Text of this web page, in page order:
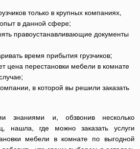
только в крупных компаниях,
в данной сфере;
правоустанавливающие документы
время прибытия грузчиков;
цена перестановки мебели в комнате
в которой вы решили заказать
знаниями и, обзвонив несколько
нашла, где можно заказать услуги
мебели в комнате по выгодной